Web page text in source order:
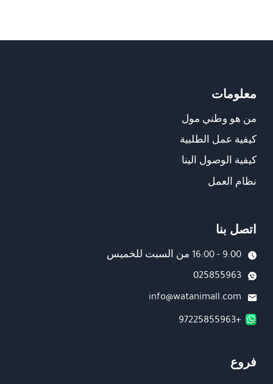
معلومات
من هو وطني مول
كيفية عمل الطلبية
كيفية الوصول الينا
نظام العمل
اتصل بنا
9:00 - 16:00 من السبت للخميس
025855963
info@watanimall.com
+97225855963
فروع